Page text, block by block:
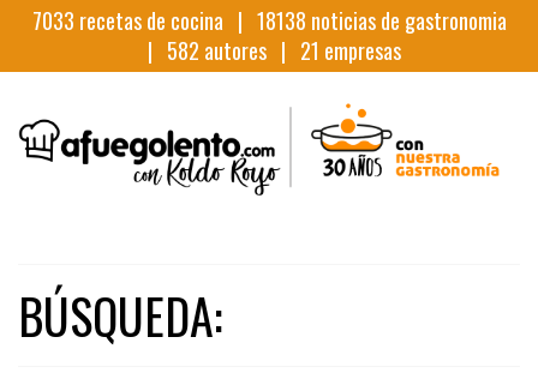
7033 recetas de cocina | 18138 noticias de gastronomia
| 582 autores | 21 empresas
BÚSQUEDA: